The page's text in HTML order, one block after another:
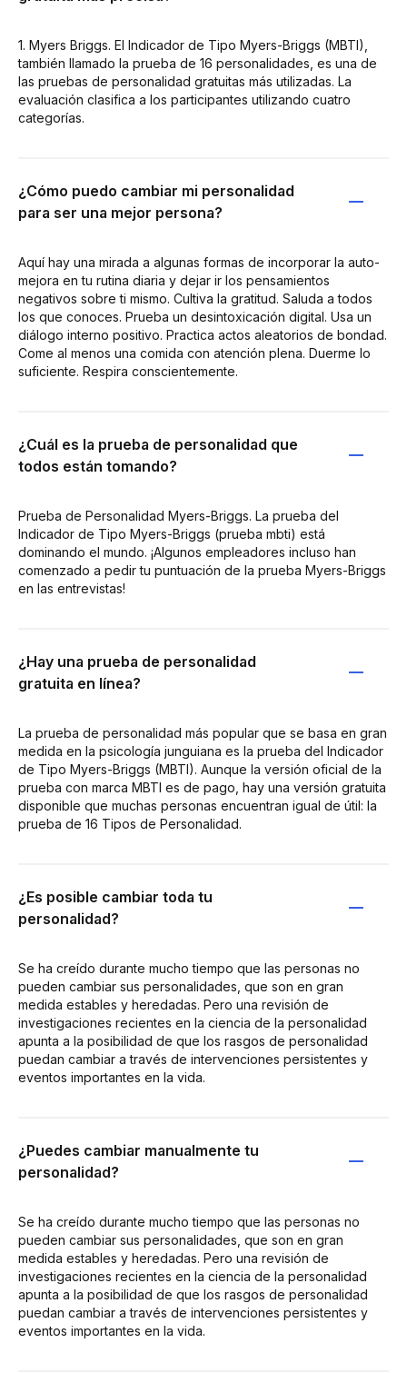
1. Myers Briggs. El Indicador de Tipo Myers-Briggs (MBTI),
también llamado la prueba de 16 personalidades, es una de
las pruebas de personalidad gratuitas más utilizadas. La
evaluación clasifica a los participantes utilizando cuatro
categorías.
¿Cómo puedo cambiar mi personalidad
para ser una mejor persona?
Aquí hay una mirada a algunas formas de incorporar la auto-
mejora en tu rutina diaria y dejar ir los pensamientos
negativos sobre ti mismo. Cultiva la gratitud. Saluda a todos
los que conoces. Prueba un desintoxicación digital. Usa un
diálogo interno positivo. Practica actos aleatorios de bondad.
Come al menos una comida con atención plena. Duerme lo
suficiente. Respira conscientemente.
¿Cuál es la prueba de personalidad que
todos están tomando?
Prueba de Personalidad Myers-Briggs. La prueba del
Indicador de Tipo Myers-Briggs (prueba mbti) está
dominando el mundo. ¡Algunos empleadores incluso han
comenzado a pedir tu puntuación de la prueba Myers-Briggs
en las entrevistas!
¿Hay una prueba de personalidad
gratuita en línea?
La prueba de personalidad más popular que se basa en gran
medida en la psicología junguiana es la prueba del Indicador
de Tipo Myers-Briggs (MBTI). Aunque la versión oficial de la
prueba con marca MBTI es de pago, hay una versión gratuita
disponible que muchas personas encuentran igual de útil: la
prueba de 16 Tipos de Personalidad.
¿Es posible cambiar toda tu
personalidad?
Se ha creído durante mucho tiempo que las personas no
pueden cambiar sus personalidades, que son en gran
medida estables y heredadas. Pero una revisión de
investigaciones recientes en la ciencia de la personalidad
apunta a la posibilidad de que los rasgos de personalidad
puedan cambiar a través de intervenciones persistentes y
eventos importantes en la vida.
¿Puedes cambiar manualmente tu
personalidad?
Se ha creído durante mucho tiempo que las personas no
pueden cambiar sus personalidades, que son en gran
medida estables y heredadas. Pero una revisión de
investigaciones recientes en la ciencia de la personalidad
apunta a la posibilidad de que los rasgos de personalidad
puedan cambiar a través de intervenciones persistentes y
eventos importantes en la vida.